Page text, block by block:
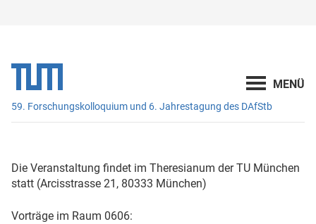
59. Forschungskolloquium und 6. Jahrestagung des DAfStb
Die Veranstaltung findet im Theresianum der TU München
statt (Arcisstrasse 21, 80333 München)
Vorträge im Raum 0606: